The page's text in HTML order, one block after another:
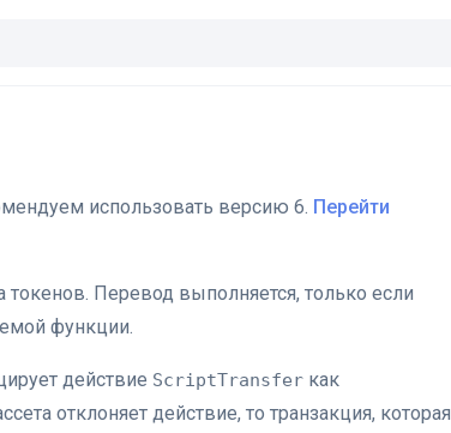
использовать версию 6. Перейти
Перевод выполняется, только если
функции.
действие ScriptTransfer как
отклоняет действие, то транзакция, которая